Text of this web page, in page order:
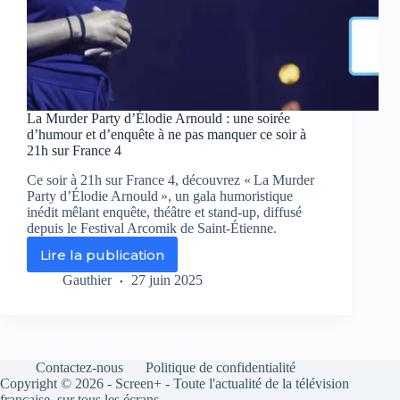
La Murder Party d’Élodie Arnould : une soirée
d’humour et d’enquête à ne pas manquer ce soir à
21h sur France 4
Ce soir à 21h sur France 4, découvrez « La Murder
Party d’Élodie Arnould », un gala humoristique
inédit mêlant enquête, théâtre et stand-up, diffusé
depuis le Festival Arcomik de Saint-Étienne.
Lire la publication
La
Murder
une
soirée
Gauthier 27 juin 2025
Contactez-nous
Politique de confidentialité
Copyright © 2026 - Screen+ - Toute l'actualité de la télévision